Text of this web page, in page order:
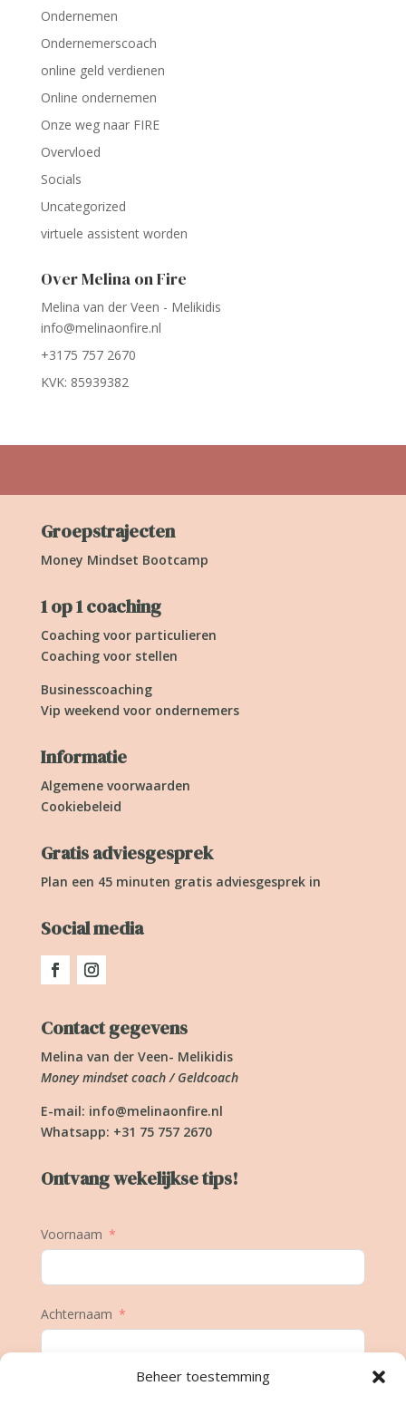
Beheer toestemming
Ondernemen
Ondernemerscoach
online geld verdienen
Online ondernemen
Onze weg naar FIRE
Overvloed
Socials
Uncategorized
virtuele assistent worden
Over Melina on Fire
Melina van der Veen - Melikidis
info@melinaonfire.nl
+3175 757 2670
KVK: 85939382
Groepstrajecten
Money Mindset Bootcamp
1 op 1 coaching
Coaching voor particulieren
Coaching voor stellen
Businesscoaching
Vip weekend voor ondernemers
Informatie
Algemene voorwaarden
Cookiebeleid
Gratis adviesgesprek
Plan een 45 minuten gratis adviesgesprek in
Social media
Contact gegevens
Melina van der Veen- Melikidis
Money mindset coach / Geldcoach
E-mail: info@melinaonfire.nl
Whatsapp: +31 75 757 2670
Ontvang wekelijkse tips!
Voornaam
Achternaam